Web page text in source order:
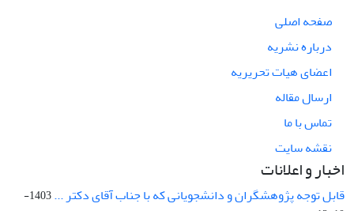
صفحه اصلی
درباره نشریه
اعضای هیات تحریریه
ارسال مقاله
تماس با ما
نقشه سایت
اخبار و اعلانات
قابل توجه پژوهشگران و دانشجویانی که با جناب آقای دکتر ...
1403-